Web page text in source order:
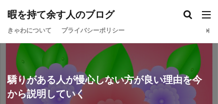
暇を持て余す人のブログ
きゃわについて プライバシーポリシー
驕りがある人が慢心しない方が良い理由を今
から説明していく